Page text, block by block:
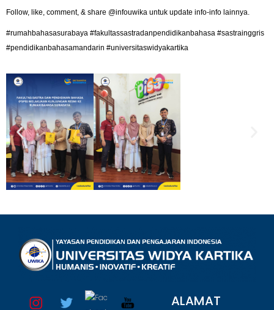
Follow, like, comment, & share @infouwika untuk update info-info lainnya.
#rumahbahasasurabaya #fakultassastradanpendidikanbahasa #sastrainggris
#pendidikanbahasamandarin #universitaswidyakartika
ALAMAT